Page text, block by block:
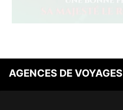
AGENCES DE VOYAGES